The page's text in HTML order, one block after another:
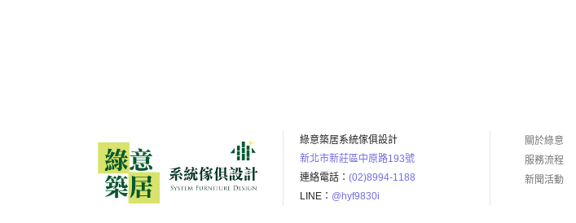
綠意築居系統傢俱設計
新北市新莊區中原路193號
連絡電話：(02)8994-1188
LINE： @hyf9830i
關於綠意
服務流程
新聞活動